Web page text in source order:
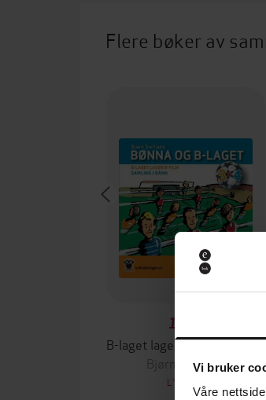
Vi bruker
Våre
Flere bøker av
129,-
B-laget lager b-film ; Samling i bånn
Bjørn Sortland
LYDBOK